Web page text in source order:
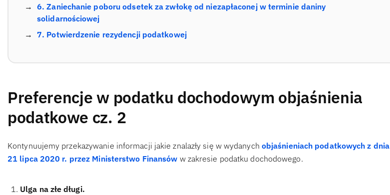
6. Zaniechanie poboru odsetek za zwłokę od niezapłaconej w terminie daniny
solidarnościowej
7. Potwierdzenie rezydencji podatkowej
Preferencje w podatku dochodowym objaśnienia
podatkowe cz. 2
Kontynuujemy przekazywanie informacji jakie znalazły się w wydanych objaśnieniach podatkowych z dnia
21 lipca 2020 r. przez Ministerstwo Finansów w zakresie podatku dochodowego.
Ulga na złe długi.